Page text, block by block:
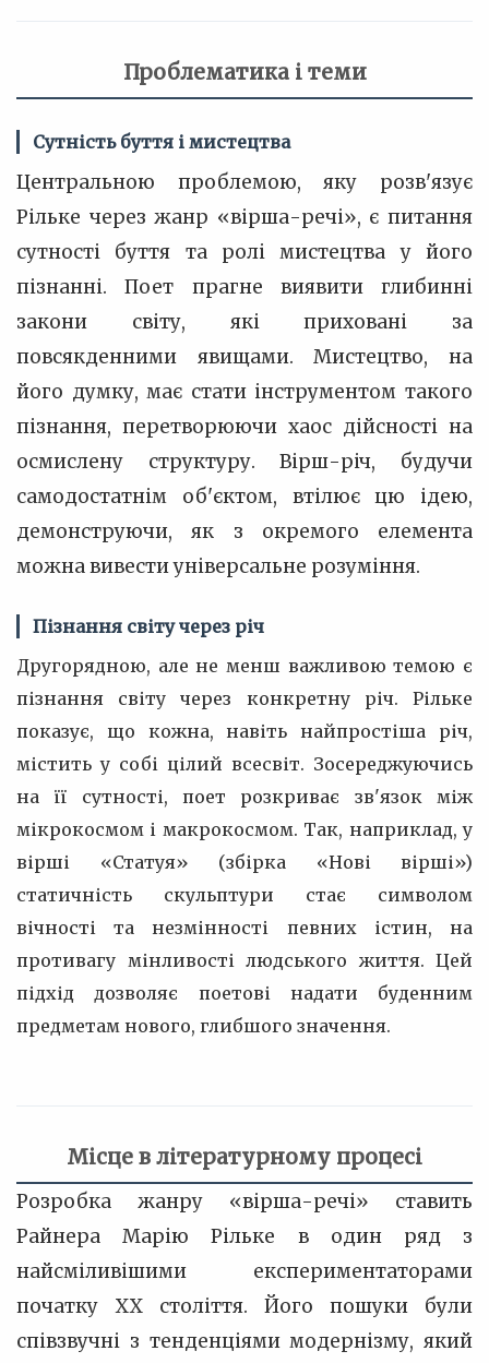
Проблематика і теми
Сутність буття і мистецтва
Центральною проблемою, яку розв'язує
Рільке через жанр «вірша-речі», є питання
сутності буття та ролі мистецтва у його
пізнанні. Поет прагне виявити глибинні
закони світу, які приховані за
повсякденними явищами. Мистецтво, на
його думку, має стати інструментом такого
пізнання, перетворюючи хаос дійсності на
осмислену структуру. Вірш-річ, будучи
самодостатнім об'єктом, втілює цю ідею,
демонструючи, як з окремого елемента
можна вивести універсальне розуміння.
Пізнання світу через річ
Другорядною, але не менш важливою темою є
пізнання світу через конкретну річ. Рільке
показує, що кожна, навіть найпростіша річ,
містить у собі цілий всесвіт. Зосереджуючись
на її сутності, поет розкриває зв'язок між
мікрокосмом і макрокосмом. Так, наприклад, у
вірші «Статуя» (збірка «Нові вірші»)
статичність скульптури стає символом
вічності та незмінності певних істин, на
противагу мінливості людського життя. Цей
підхід дозволяє поетові надати буденним
предметам нового, глибшого значення.
Місце в літературному процесі
Розробка жанру «вірша-речі» ставить
Райнера Марію Рільке в один ряд з
найсміливішими експериментаторами
початку XX століття. Його пошуки були
співзвучні з тенденціями модернізму, який